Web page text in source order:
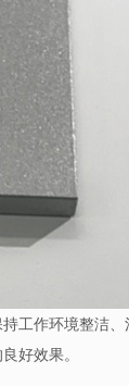
工作环境整洁
好效果。